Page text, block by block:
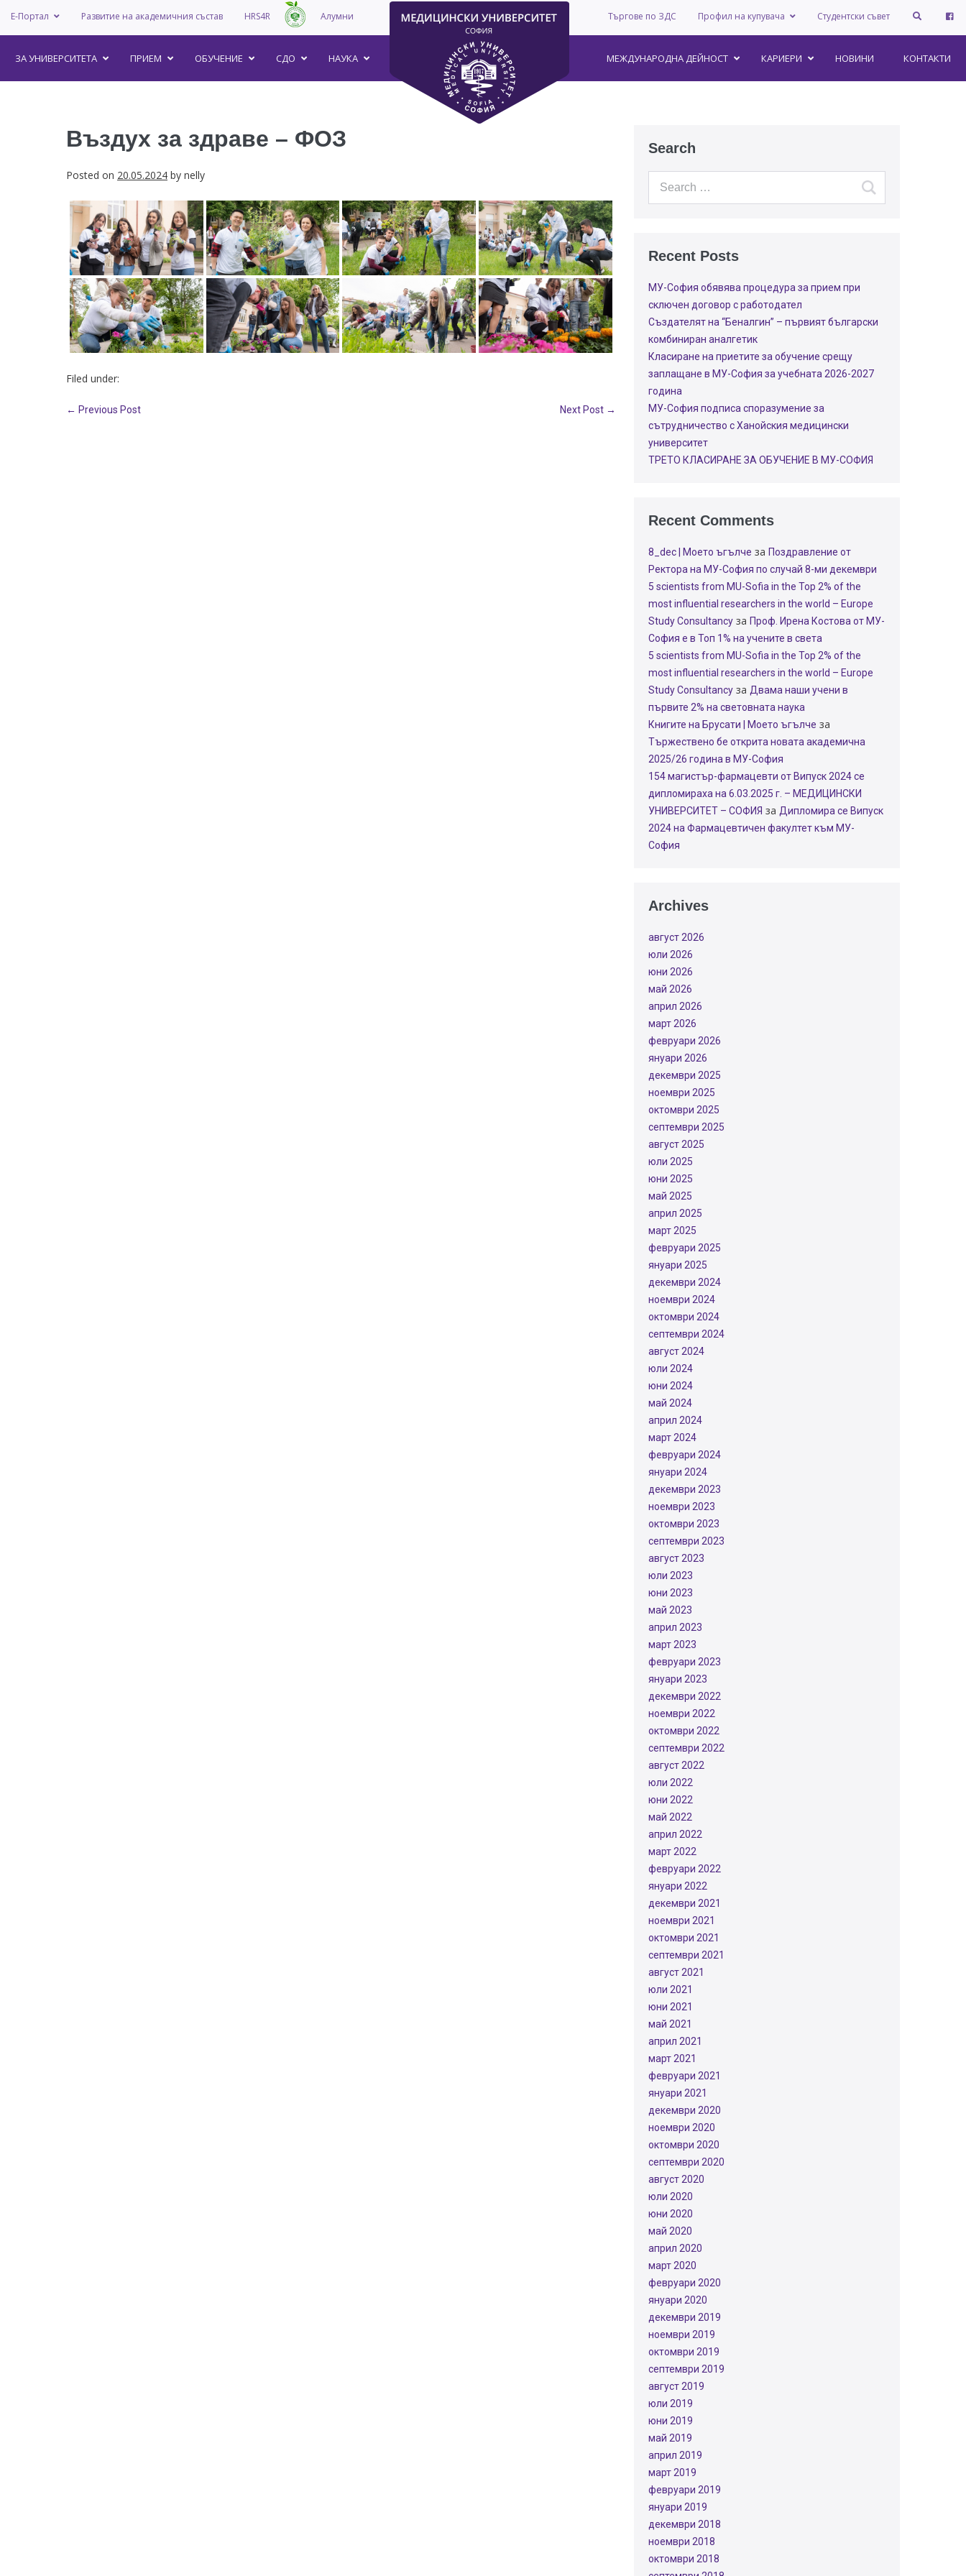
Е-Портал Развитие на академичния състав HRS4R Алумни Студентски съвет
Профил на купувача
Търгове по ЗДС
ЗА УНИВEРСИТЕТА ПРИЕМ ОБУЧЕНИЕ СДО НАУКА КОНТАКТИ
НОВИНИ
КАРИЕРИ
МЕЖДУНАРОДНА ДЕЙНОСТ
Въздух за здраве – ФОЗ
Posted on 20.05.2024 by nelly
Filed under:
← Previous Post Next Post →
Search
Recent Posts
МУ-София обявява процедура за прием при
сключен договор с работодател
Създателят на “Беналгин” – първият български
комбиниран аналгетик
Класиране на приетите за обучение срещу
заплащане в МУ-София за учебната 2026-2027
година
МУ-София подписа споразумение за
сътрудничество с Ханойския медицински
университет
ТРЕТО КЛАСИРАНЕ ЗА ОБУЧЕНИЕ В МУ-СОФИЯ
Recent Comments
8_dec | Моето ъгълче за Поздравление от
Ректора на МУ-София по случай 8-ми декември
5 scientists from MU-Sofia in the Top 2% of the
most influential researchers in the world – Europe
Study Consultancyза Проф. Ирена Костова от МУ-
София е в Топ 1% на учените в света
5 scientists from MU-Sofia in the Top 2% of the
most influential researchers in the world – Europe
Study Consultancyза Двама наши учени в
първите 2% на световната наука
Книгите на Брусати | Моето ъгълче за
Тържествено бе открита новата академична
2025/26 година в МУ-София
154 магистър-фармацевти от Випуск 2024 се
дипломираха на 6.03.2025 г. – МЕДИЦИНСКИ
УНИВЕРСИТЕТ – СОФИЯ за Дипломира се Випуск
2024 на Фармацевтичен факултет към МУ-
София
Archives
август 2026
юли 2026
юни 2026
май 2026
април 2026
март 2026
февруари 2026
януари 2026
декември 2025
ноември 2025
октомври 2025
септември 2025
август 2025
юли 2025
юни 2025
май 2025
април 2025
март 2025
февруари 2025
януари 2025
декември 2024
ноември 2024
октомври 2024
септември 2024
август 2024
юли 2024
юни 2024
май 2024
април 2024
март 2024
февруари 2024
януари 2024
декември 2023
ноември 2023
октомври 2023
септември 2023
август 2023
юли 2023
юни 2023
май 2023
април 2023
март 2023
февруари 2023
януари 2023
декември 2022
ноември 2022
октомври 2022
септември 2022
август 2022
юли 2022
юни 2022
май 2022
април 2022
март 2022
февруари 2022
януари 2022
декември 2021
ноември 2021
октомври 2021
септември 2021
август 2021
юли 2021
юни 2021
май 2021
април 2021
март 2021
февруари 2021
януари 2021
декември 2020
ноември 2020
октомври 2020
септември 2020
август 2020
юли 2020
юни 2020
май 2020
април 2020
март 2020
февруари 2020
януари 2020
декември 2019
ноември 2019
октомври 2019
септември 2019
август 2019
юли 2019
юни 2019
май 2019
април 2019
март 2019
февруари 2019
януари 2019
декември 2018
ноември 2018
октомври 2018